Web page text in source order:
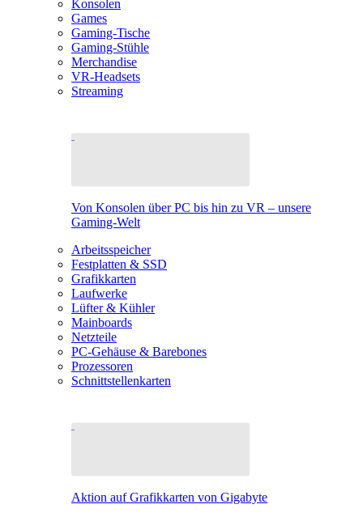
Konsolen
Games
Gaming-Tische
Gaming-Stühle
Merchandise
VR-Headsets
Streaming
Von Konsolen über PC bis hin zu VR – unsere
Gaming-Welt
Arbeitsspeicher
Festplatten & SSD
Grafikkarten
Laufwerke
Lüfter & Kühler
Mainboards
Netzteile
PC-Gehäuse & Barebones
Prozessoren
Schnittstellenkarten
Aktion auf Grafikkarten von Gigabyte